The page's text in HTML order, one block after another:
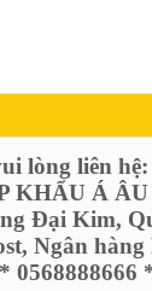
lòng liên hệ:
KHẨU Á ÂU
Đại Kim,
Ngân
0568888666